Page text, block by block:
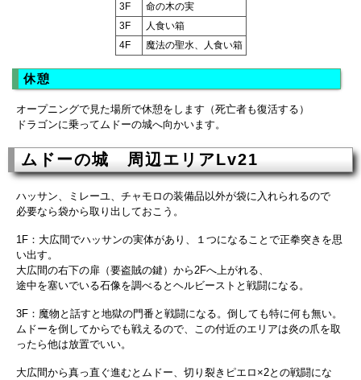
3F
命の木の実
3F
人食い箱
4F
魔法の聖水、人食い箱
休憩
オープニングで見た場所で休憩をします（死亡者も復活する）
ドラゴンに乗ってムドーの城へ向かいます。
ムドーの城 周辺エリアLv21
ハッサン、ミレーユ、チャモロの装備品以外が袋に入れられるので
必要なら袋から取り出しておこう。
1F：大広間でハッサンの実体があり、１つになることで正拳突きを思
い出す。
大広間の右下の扉（要盗賊の鍵）から2Fへ上がれる、
途中を塞いでいる石像を調べるとヘルビーストと戦闘になる。
3F：魔物と話すと地獄の門番と戦闘になる。倒しても特に何も無い。
ムドーを倒してからでも戦えるので、この付近のエリアは炎の爪を取
ったら他は放置でいい。
大広間から真っ直ぐ進むとムドー、切り裂きピエロ×2との戦闘にな